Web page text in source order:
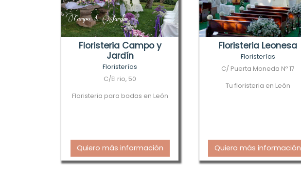
Floristeria Campo y
Jardín
Floristerías
C/El rio, 50
Floristeria para bodas en León
Quiero más información
Floristeria Leonesa
Floristerías
C/ Puerta Moneda Nº 17
Tu floristeria en León
Quiero más información